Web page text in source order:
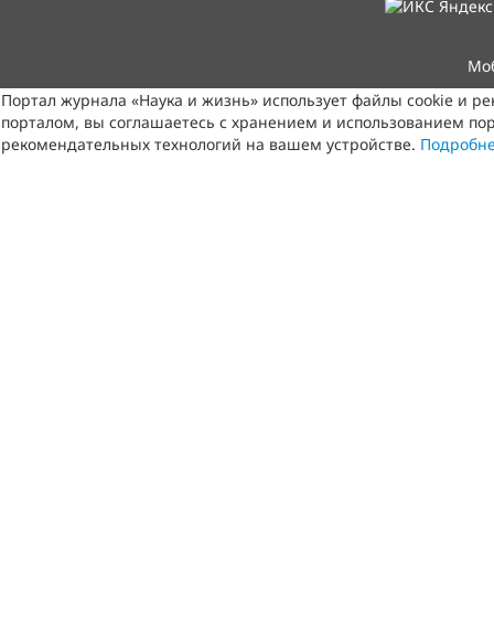
Портал журнала «Наука и жизнь» использует файлы cookie и
порталом, вы соглашаетесь с хранением и использованием
рекомендательных технологий на вашем устройстве.